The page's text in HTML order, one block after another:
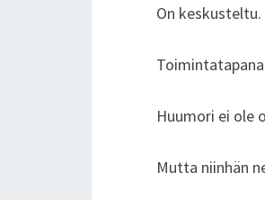
On keskusteltu.
Huumori ei ole
Mutta niinhän